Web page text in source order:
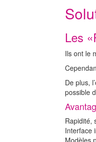
Les
Ils ont le
De plus,
possible
Rapidité,
Interface
Modèles